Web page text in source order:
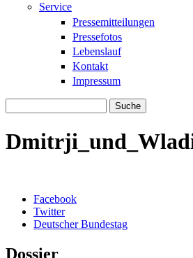
Service
Pressemitteilungen
Pressefotos
Lebenslauf
Kontakt
Impressum
Facebook
Twitter
Deutscher Bundestag
Dossier